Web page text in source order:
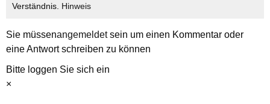
Verständnis. Hinweis
Sie müssenangemeldetsein um einen Kommentar oder
eine Antwort schreiben zu können
Bitte loggen Sie sich ein
×